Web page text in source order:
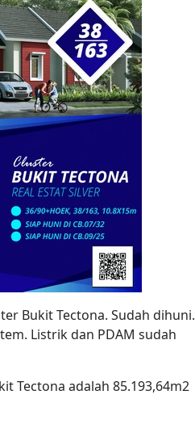
Bukit Tectona. Sudah dihuni.
Listrik dan PDAM sudah
Tectona adalah 85.193,64m2